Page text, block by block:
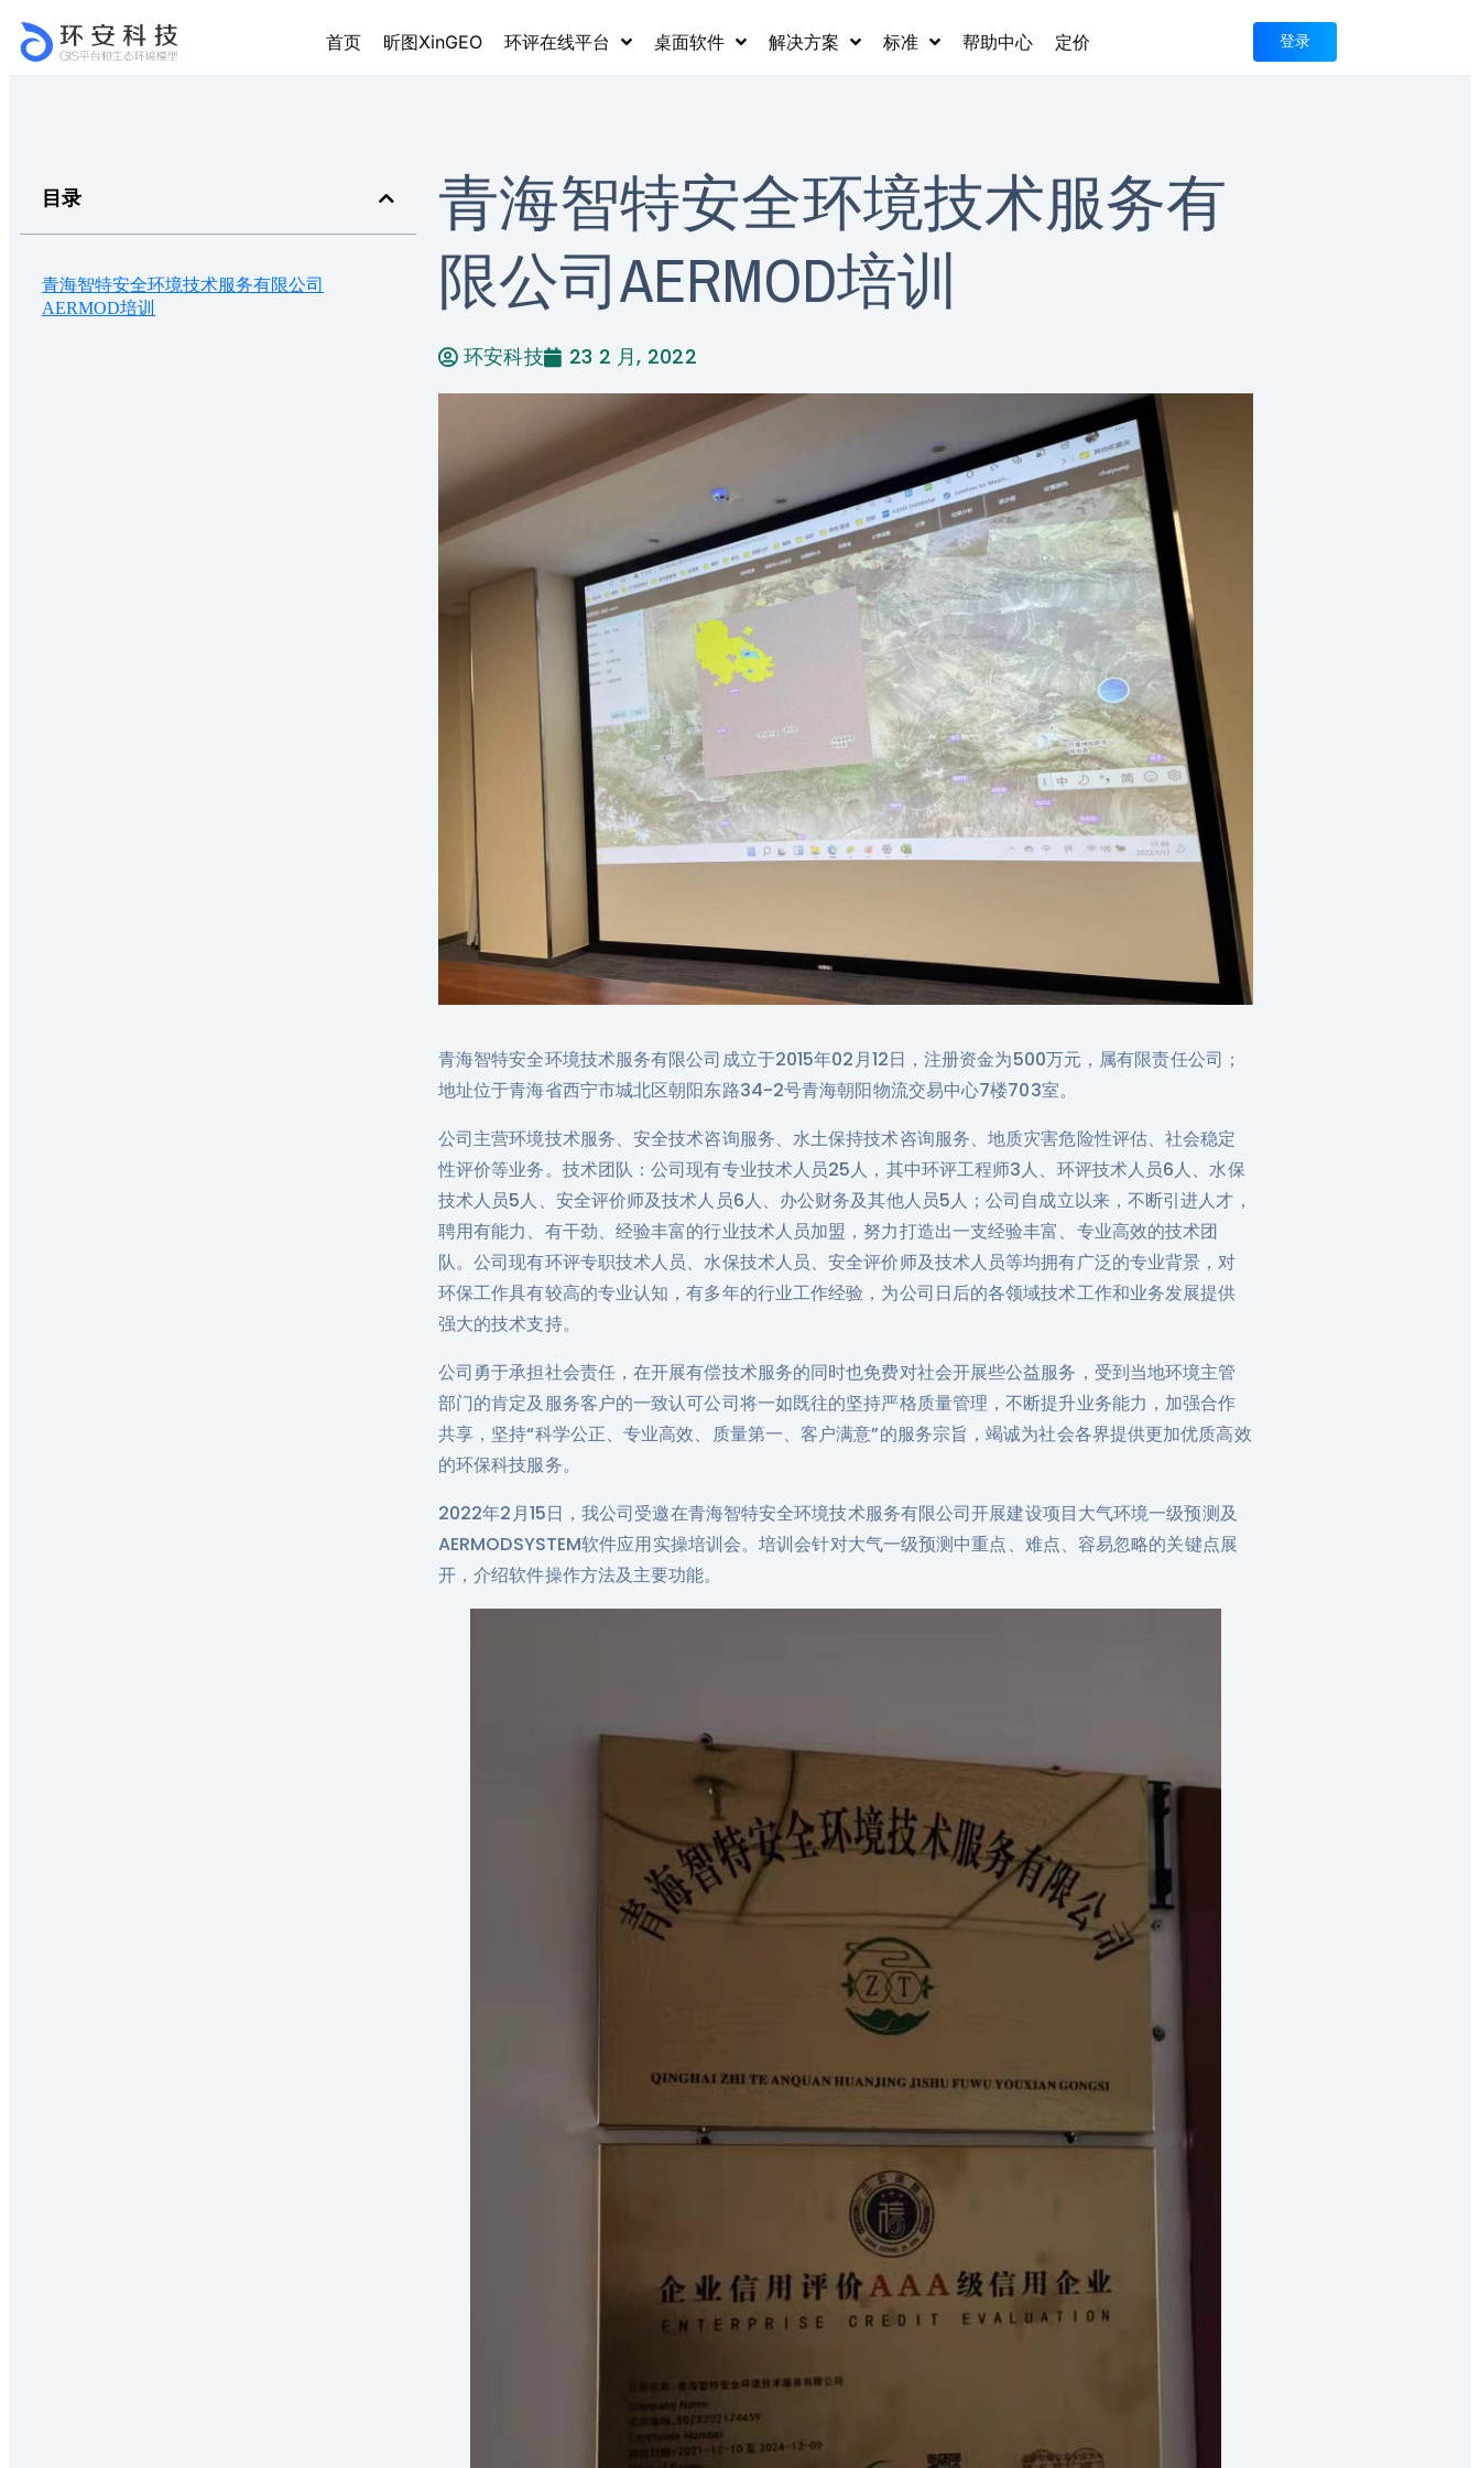
首页 昕图XinGEO 环评在线平台 桌面软件 解决方案 标准 帮助中心 定价 登录
目录
青海智特安全环境技术服务有限公司
AERMOD培训
青海智特安全环境技术服务有
限公司AERMOD培训
环安科技 23 2 月, 2022
青海智特安全环境技术服务有限公司成立于2015年02月12日，注册资金为500万元，属有限责任公司；
地址位于青海省西宁市城北区朝阳东路34-2号青海朝阳物流交易中心7楼703室。
公司主营环境技术服务、安全技术咨询服务、水土保持技术咨询服务、地质灾害危险性评估、社会稳定
性评价等业务。技术团队：公司现有专业技术人员25人，其中环评工程师3人、环评技术人员6人、水保
技术人员5人、安全评价师及技术人员6人、办公财务及其他人员5人；公司自成立以来，不断引进人才，
聘用有能力、有干劲、经验丰富的行业技术人员加盟，努力打造出一支经验丰富、专业高效的技术团
队。公司现有环评专职技术人员、水保技术人员、安全评价师及技术人员等均拥有广泛的专业背景，对
环保工作具有较高的专业认知，有多年的行业工作经验，为公司日后的各领域技术工作和业务发展提供
强大的技术支持。
公司勇于承担社会责任，在开展有偿技术服务的同时也免费对社会开展些公益服务，受到当地环境主管
部门的肯定及服务客户的一致认可公司将一如既往的坚持严格质量管理，不断提升业务能力，加强合作
共享，坚持“科学公正、专业高效、质量第一、客户满意”的服务宗旨，竭诚为社会各界提供更加优质高效
的环保科技服务。
2022年2月15日，我公司受邀在青海智特安全环境技术服务有限公司开展建设项目大气环境一级预测及
AERMODSYSTEM软件应用实操培训会。培训会针对大气一级预测中重点、难点、容易忽略的关键点展
开，介绍软件操作方法及主要功能。